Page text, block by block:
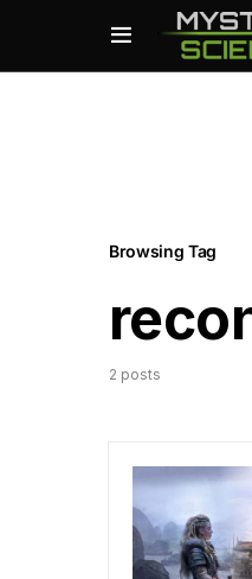
Browsing Tag
2 posts